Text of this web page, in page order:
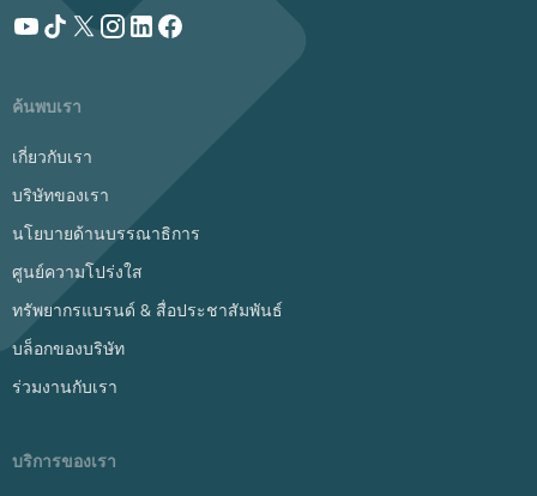
ค้นพบเรา
เกี่ยวกับเรา
บริษัทของเรา
นโยบายด้านบรรณาธิการ
ศูนย์ความโปร่งใส
ทรัพยากรแบรนด์ & สื่อประชาสัมพันธ์
บล็อกของบริษัท
ร่วมงานกับเรา
บริการของเรา